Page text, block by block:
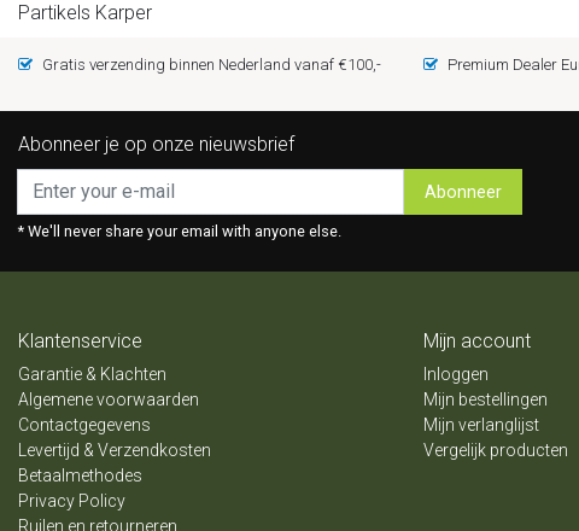
Partikels Karper
Gratis verzending binnen Nederland vanaf €100,- Premium Dealer
Abonneer je op onze nieuwsbrief
Abonneer
* We'll never share your email with anyone else.
Klantenservice
Garantie & Klachten
Algemene voorwaarden
Contactgegevens
Levertijd & Verzendkosten
Betaalmethodes
Privacy Policy
Ruilen en retourneren
Mijn account
Inloggen
Mijn bestellingen
Mijn verlanglijst
Vergelijk producten